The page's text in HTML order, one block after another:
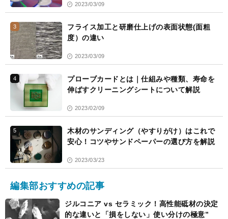
2023/03/09
3
フライス加工と研磨仕上げの表面状態(面粗
度）の違い
2023/03/09
4
プローブカードとは｜仕組みや種類、寿命を
伸ばすクリーニングシートについて解説
2023/02/09
5
木材のサンディング（やすりがけ）はこれで
安心！コツやサンドペーパーの選び方を解説
2023/03/23
編集部おすすめの記事
ジルコニア vs セラミック！高性能砥材の決定
的な違いと「損をしない」使い分けの極意”